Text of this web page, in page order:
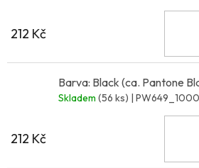
212 Kč
Barva: Black (ca. Pantone
Skladem (56 ks) |
212 Kč